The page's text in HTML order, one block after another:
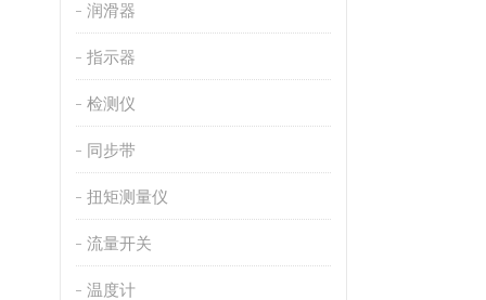
润滑器
指示器
检测仪
同步带
扭矩测量仪
流量开关
温度计